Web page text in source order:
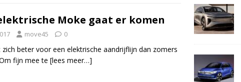
Moke gaat er komen
move45 0
zich beter voor een elektrische aandrijflijn dan zomers
fijn mee te [lees meer…]